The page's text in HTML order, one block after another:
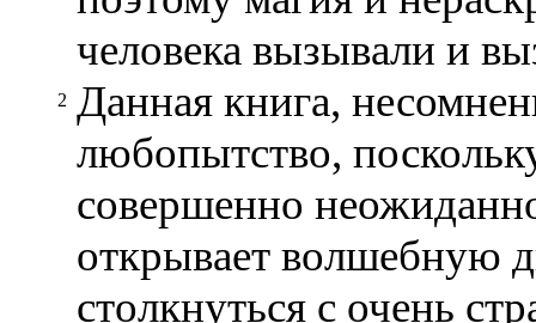
2
человека вызывали и
Данная книга,
любопытство,
совершенно
открывает волшебную
столкнуться с очень